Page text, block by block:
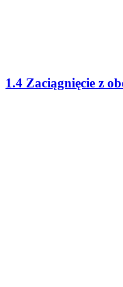
1.4 Zaciągnięcie z